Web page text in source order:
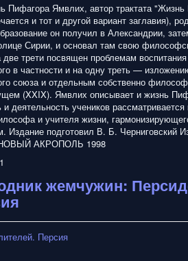
Пифагора Ямвлих, автор трактата
и тот и другой вариант заглавия),
он получил в Александрии,
Сирии, и основал там свою
трети посвящен проблемам
в частности и на одну треть —
союза и отдельным собственно
(XXIX). Ямвлих описывает и жизнь
деятельность учеников
и учителя жизни,
Издание подготовил В. Б. Черниговский
НОВЫЙ АКРОПОЛЬ 1998
жемчужин:
Персия